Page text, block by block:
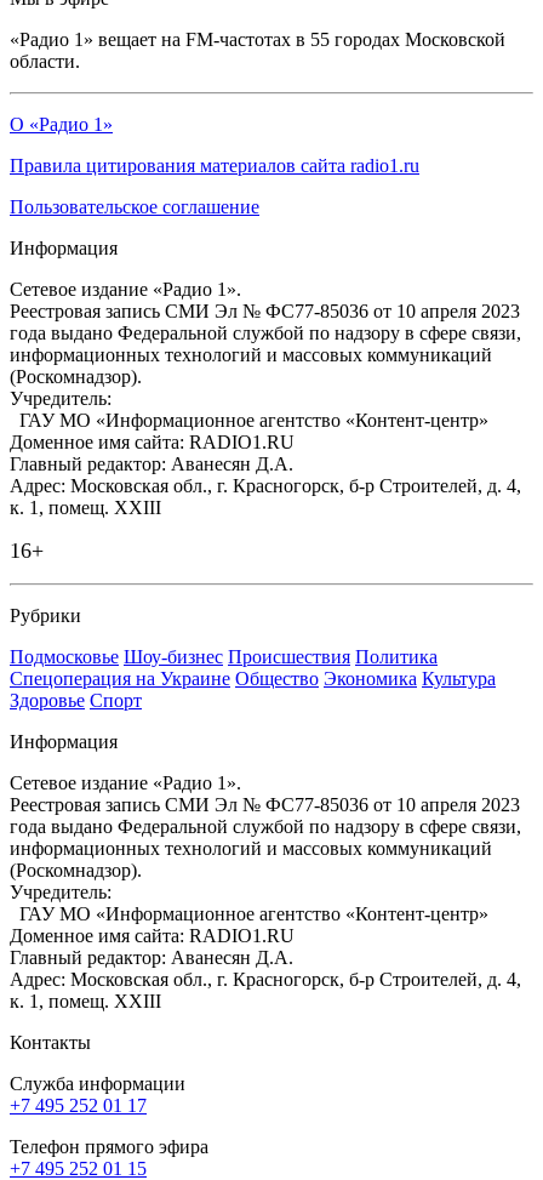
«Радио 1» вещает на FM-частотах в 55 городах Московской
области.
О «Радио 1»
Правила цитирования материалов сайта radio1.ru
Пользовательское соглашение
Информация
Сетевое издание «Радио 1».
Реестровая запись СМИ Эл № ФС77-85036 от 10 апреля 2023
года выдано Федеральной службой по надзору в сфере связи,
информационных технологий и массовых коммуникаций
(Роскомнадзор).
Учредитель:
ГАУ МО «Информационное агентство «Контент-центр»
Доменное имя сайта: RADIO1.RU
Главный редактор: Аванесян Д.А.
Адрес: Московская обл., г. Красногорск, б-р Строителей, д. 4,
к. 1, помещ. XXIII
16+
Рубрики
Подмосковье Шоу-бизнес Происшествия Политика
Спецоперация на Украине Общество Экономика Культура
Здоровье Спорт
Информация
Сетевое издание «Радио 1».
Реестровая запись СМИ Эл № ФС77-85036 от 10 апреля 2023
года выдано Федеральной службой по надзору в сфере связи,
информационных технологий и массовых коммуникаций
(Роскомнадзор).
Учредитель:
ГАУ МО «Информационное агентство «Контент-центр»
Доменное имя сайта: RADIO1.RU
Главный редактор: Аванесян Д.А.
Адрес: Московская обл., г. Красногорск, б-р Строителей, д. 4,
к. 1, помещ. XXIII
Контакты
Служба информации
+7 495 252 01 17
Телефон прямого эфира
+7 495 252 01 15